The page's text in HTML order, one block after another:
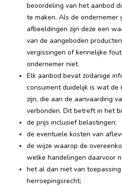
beoordeling van het aanbod
te maken. Als de ondernemer
afbeeldingen zijn deze een
van de aangeboden
vergissingen of kennelijke
ondernemer niet.
Elk aanbod bevat zodanige
consument duidelijk is wat de
zijn, die aan de aanvaarding
verbonden. Dit betreft in het
de prijs inclusief belastingen;
de eventuele kosten van
de wijze waarop de
welke handelingen daarvoor
het al dan niet van
herroepingsrecht;